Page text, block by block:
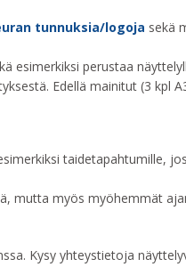
tunnuksia/logoja sekä
esimerkiksi perustaa
Edellä mainitut (3 kpl
taidetapahtumille,
mutta myös myöhemmät
Kysy yhteystietoja